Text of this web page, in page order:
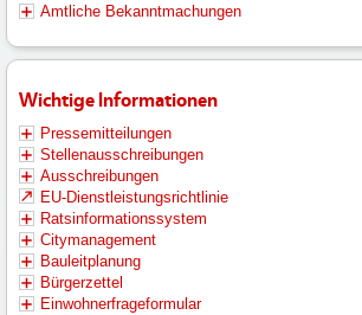
Amtliche Bekanntmachungen
Wichtige Informationen
Pressemitteilungen
Stellenausschreibungen
Ausschreibungen
EU-Dienstleistungsrichtlinie
Ratsinformationssystem
Citymanagement
Bauleitplanung
Bürgerzettel
Einwohnerfrageformular